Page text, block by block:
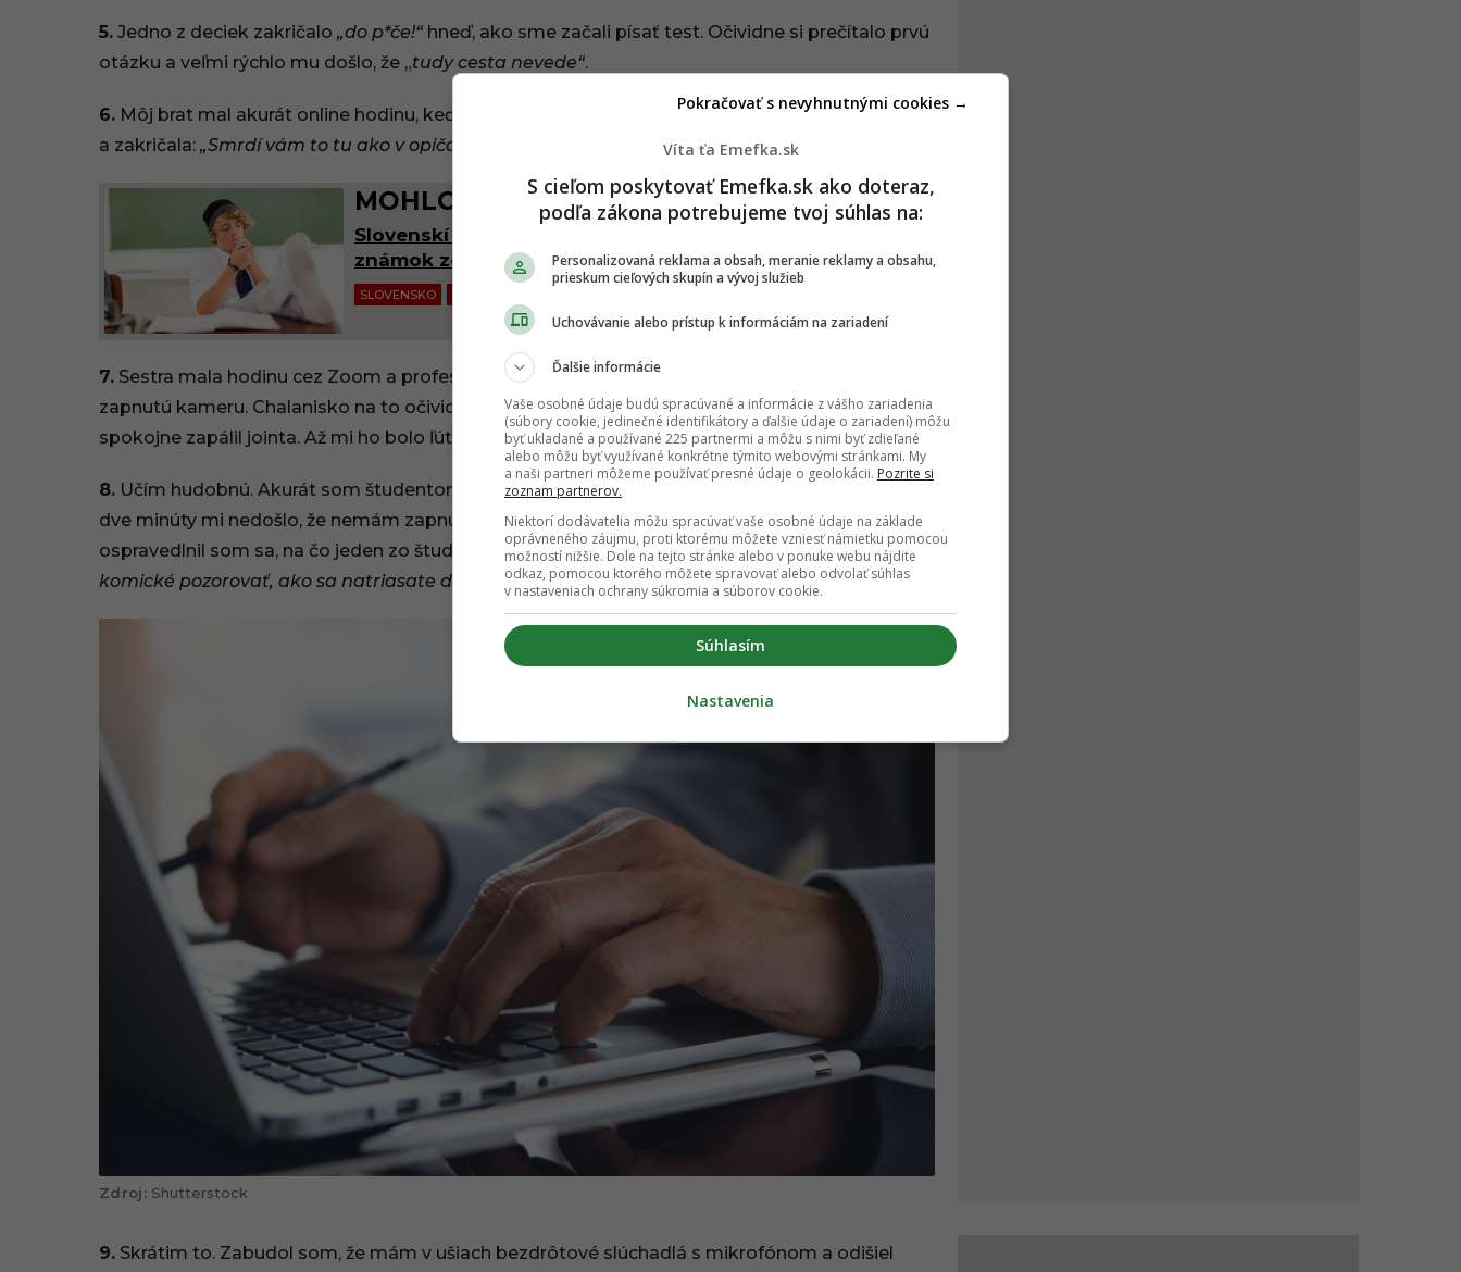
5. Jedno z deciek zakričalo „do p*če!“ hneď, ako sme začali písať test. Očividne si prečítalo prvú
otázku a veľmi rýchlo mu došlo, že „tudy cesta nevede“.
6. Môj brat mal akurát online hodinu, keď sa nám do izby vrútila mama, rozčapila okno dokorán
a zakričala: „Smrdí vám to tu ako v opičárni. Kto to má vkuse čuchať?!“
MOHLO BY ŤA ZAUJÍMAŤ:
Slovenskí študenti sa podelili o vtipné dôvody znížených
známok zo správania
SLOVENSKO
7. Sestra mala hodinu cez Zoom a profesor trval na tom, aby na jeho hodinách mali všetci
zapnutú kameru. Chalanisko na to očividne zabudol a pred viac ako tridsiatimi ľuďmi si
spokojne zapálil jointa. Až mi ho bolo ľúto.
8. Učím hudobnú. Akurát som študentom demonštroval hru na hudobnom nástroji a dobré
dve minúty mi nedošlo, že nemám zapnutý mikrofón. Keď mi to konečne docvaklo,
ospravedlnil som sa, na čo jeden zo študentov pohotovo reagoval:„Nevadí. Bolo celkom
komické pozorovať, ako sa natriasate do rytmu, kým my nič nepočujeme.“
Shutterstock
9. Skrátim to. Zabudol som, že mám v ušiach bezdrôtové slúchadlá s mikrofónom a odišiel
Víta ťa Emefka.sk
S cieľom poskytovať Emefka.sk ako doteraz,
podľa zákona potrebujeme tvoj súhlas na:
Personalizovaná reklama a obsah, meranie reklamy a obsahu,
prieskum cieľových skupín a vývoj služieb
Uchovávanie alebo prístup k informáciám na zariadení
Ďalšie informácie
Vaše osobné údaje budú spracúvané a informácie z vášho zariadenia
(súbory cookie, jedinečné identifikátory a ďalšie údaje o zariadení) môžu
byť ukladané a používané 225 partnermi a môžu s nimi byť zdieľané
alebo môžu byť využívané konkrétne týmito webovými stránkami. My
a naši partneri môžeme používať presné údaje o geolokácii. Pozrite si
zoznam partnerov.
Niektorí dodávatelia môžu spracúvať vaše osobné údaje na základe
oprávneného záujmu, proti ktorému môžete vzniesť námietku pomocou
možností nižšie. Dole na tejto stránke alebo v ponuke webu nájdite
odkaz, pomocou ktorého môžete spravovať alebo odvolať súhlas
v nastaveniach ochrany súkromia a súborov cookie.
Súhlasím
Pokračovať s nevyhnutnými cookies →
Nastavenia